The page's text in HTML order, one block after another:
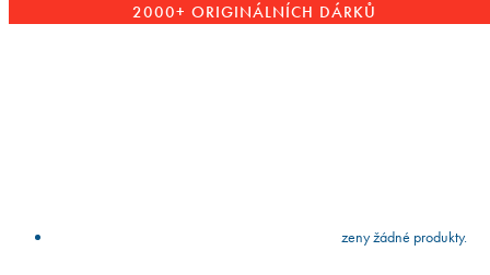
2000+ ORIGINÁLNÍCH DÁRKŮ
press Nebyly nalezeny žádné produkty.